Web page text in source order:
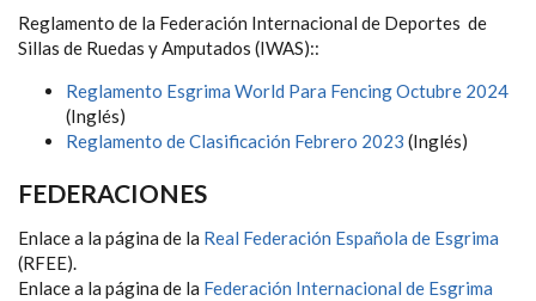
Reglamento de la Federación Internacional de Deportes de
Sillas de Ruedas y Amputados (IWAS)::
Reglamento Esgrima World Para Fencing Octubre 2024
(Inglés)
Reglamento de Clasificación Febrero 2023 (Inglés)
FEDERACIONES
Enlace a la página de la Real Federación Española de Esgrima
(RFEE).
Enlace a la página de la Federación Internacional de Esgrima